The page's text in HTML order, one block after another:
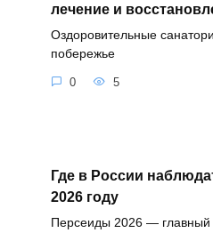
лечение и
Оздоровительные
побережье
0 5
Где в России
2026 году
Персеиды 2026 — главный